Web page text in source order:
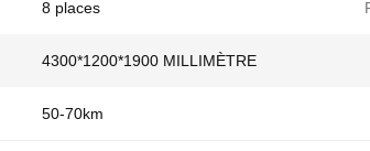
8 places
4300*1200*1900 MILLIMÈTRE
50-70km